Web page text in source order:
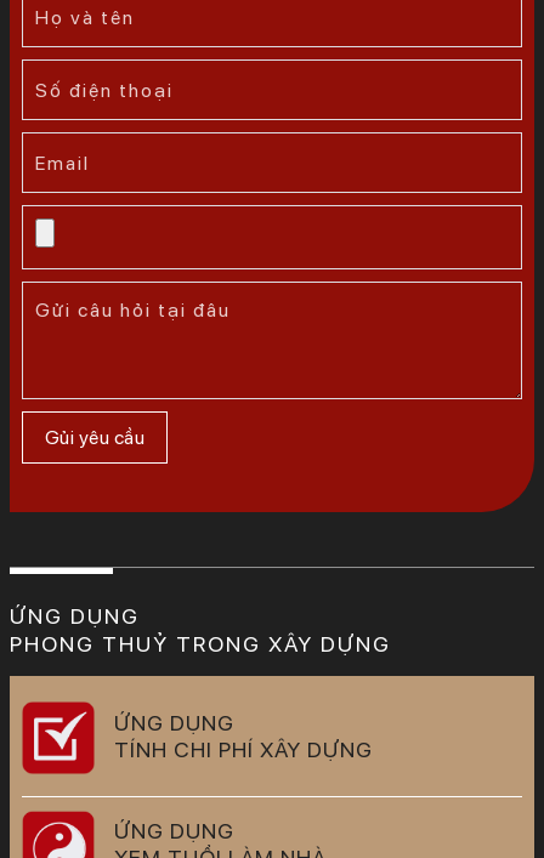
ỨNG DỤNG
PHONG THUỶ TRONG XÂY DỰNG
ỨNG DỤNG
TÍNH CHI PHÍ XÂY DỰNG
ỨNG DỤNG